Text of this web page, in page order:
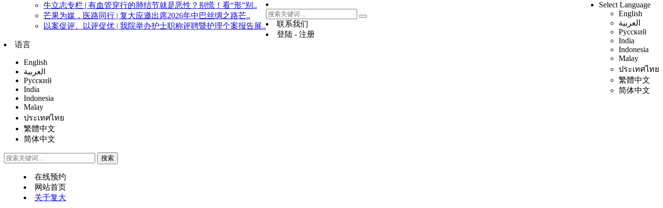
牛立志专栏 | 有血管穿行的肺结节就是恶性？别慌！看“形”别..
芒果为媒，医路同行 | 复大应邀出席2026年中巴丝绸之路芒..
以案促评、以评促优 | 我院举办护士职称评聘暨护理个案报告展..
Select Language
English
العربية
Русский
India
Indonesia
Malay
ประเทศไทย
繁體中文
简体中文
联系我们
登陆 - 注册
语言
English
العربية
Русский
India
Indonesia
Malay
ประเทศไทย
繁體中文
简体中文
在线预约
网站首页
关于复大